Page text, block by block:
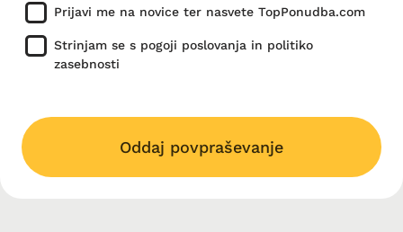
Prijavi me na novice ter nasvete TopPonudba.com
Strinjam se s pogoji poslovanja in politiko
zasebnosti
Oddaj povpraševanje